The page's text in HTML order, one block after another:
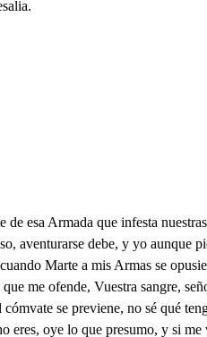
cosario, que tuvo tan infestadas las costas del mar Engino, será poner a mi patria en riesgo, y del bien comun romper las leyes sagradas. Demás que ya le llevaron a la más distante placa de mi Corte, y puede ser que haya muerto. Con tal rabia le vi yo entrar en aquella prisión, que no lo extrañara; y si es que murió, no es bien darle a Febo anticipada la noticia, y que hoy procure hacer mayor su venganza. Cuando vengarle pretenda, en mi ha de hallar su arrogancia tal contrario, mas ya tengo vergas en alto mi Armada, y al primer orden, de velas poblaré esa azul compaña, Eso, y más de vos confío mas bien será que a la playa vais los dos, y sepáis de él, en que funda esa de manda, pues no es justo que me vea, ni a la presencia le traiga de mis hijas. . No, señor, no hemos deber a quien trata de hacer la paz con que deis la libertad a un pirara, oh ganar a fuego, y sangre de vuestro Reino las plazas, pero donde ve el de Tebas ociosa está su amenara: O si le debiese a Fénix lo que le debo a Diana! Confuso voy hasta ver en lo que estás cosas paran. . Vamos al Templo entre tanto de nuestra Diosa Diana. Siempre a lo mejor te inclinas Yo al de Venus me inclinara, que de la Luna que puedo esperar, si no inconstancias? No es faltar de su asistencia cuando en Fénix dejo el alma, Vamos, hijas; que los cielos defenderán nuestra causa. Hasta mañana tenemos permisión de estar aquí con las dos naves, y así con seguridad podemos aguardar en la marina la resolución del Rey. Secvir a mi amo es ley, pero yo soy un gallina; y dime, has de rescatar, señor, en esta ocasión a Morabuto? . No son materias que he de fiar de ti. . Replicar no puedo pero si le llego